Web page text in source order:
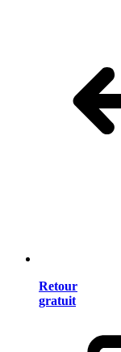
Retour
gratuit